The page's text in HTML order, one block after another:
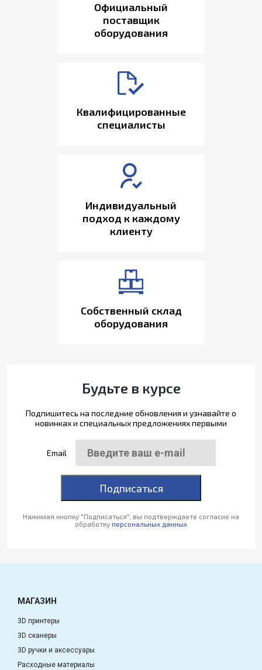
Официальный
поставщик
оборудования
Квалифицированные
специалисты
Индивидуальный
подход к каждому
клиенту
Собственный склад
оборудования
Будьте в курсе
Подпишитесь на последние обновления и узнавайте о
новинках и специальных предложениях первыми
Email
Подписаться
Нажимая кнопку "Подписаться", вы подтверждаете согласие на
обработку персональных данных
МАГАЗИН
3D принтеры
3D сканеры
3D ручки и аксессуары
Расходные материалы